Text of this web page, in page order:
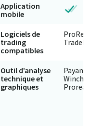
Application
mobile
Logiciels de
trading
compatibles
Outil d’analyse
technique et
graphiques